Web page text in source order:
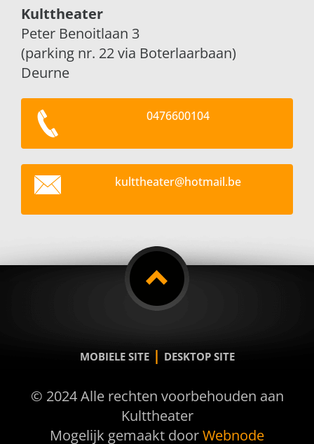
Kulttheater
Peter Benoitlaan 3
(parking nr. 22 via Boterlaarbaan)
Deurne
0476600104
kulttheater@hotmail.be
MOBIELE SITE | DESKTOP SITE
© 2024 Alle rechten voorbehouden aan
Kulttheater
Mogelijk gemaakt doorWebnode